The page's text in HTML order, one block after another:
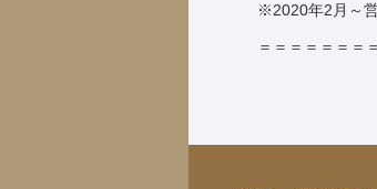
※2020年2月～
＝＝＝＝＝＝＝